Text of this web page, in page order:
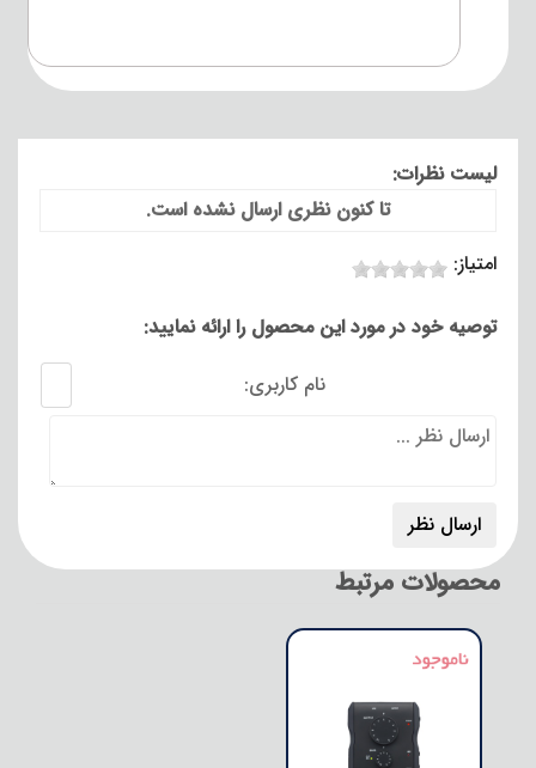
لیست نظرات:
تا کنون نظری ارسال نشده است.
امتیاز:
توصیه خود در مورد این محصول را ارائه نمایید:
نام کاربری:
محصولات مرتبط